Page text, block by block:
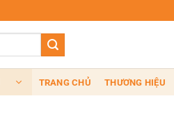
TRANG CHỦ THƯƠNG HIỆU